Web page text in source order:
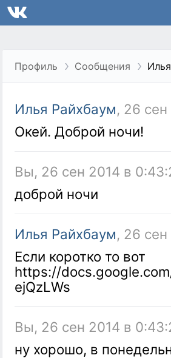
Профиль Сообщения
Илья Райхбаум, 26
Окей. Доброй ночи!
Вы, 26 сен 2014 в
доброй ночи
Илья Райхбаум, 26
Если коротко то вот
https://
ejQzLWs
Вы, 26 сен 2014 в
ну хорошо, в